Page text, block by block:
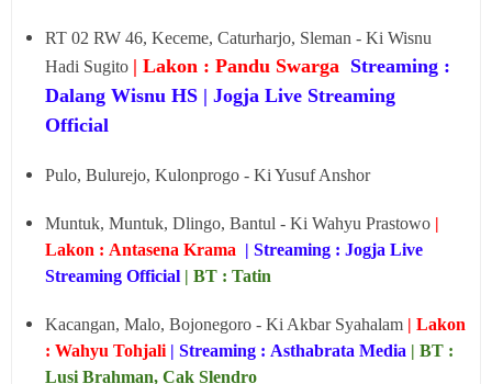
RT 02 RW 46, Keceme, Caturharjo, Sleman - Ki Wisnu
Hadi Sugito | Lakon : Pandu Swarga Streaming :
Dalang Wisnu HS | Jogja Live Streaming
Official
Pulo, Bulurejo, Kulonprogo - Ki Yusuf Anshor
Muntuk, Muntuk, Dlingo, Bantul - Ki Wahyu Prastowo |
Lakon : Antasena Krama | Streaming : Jogja Live
Streaming Official | BT : Tatin
Kacangan, Malo, Bojonegoro - Ki Akbar Syahalam | Lakon
: Wahyu Tohjali | Streaming : Asthabrata Media | BT :
Lusi Brahman, Cak Slendro